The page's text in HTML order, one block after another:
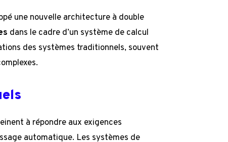
une nouvelle architecture à double
dans le cadre d’un système de calcul
des systèmes traditionnels, souvent
à répondre aux exigences
automatique. Les systèmes de